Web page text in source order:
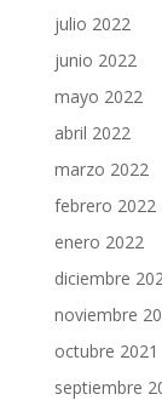
julio 2022
junio 2022
mayo 2022
abril 2022
marzo 2022
febrero 2022
enero 2022
diciembre
noviembre
octubre 2021
septiembre